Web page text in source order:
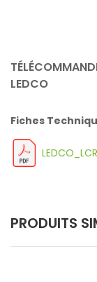
LEDCO
Fiches
PRODUITS